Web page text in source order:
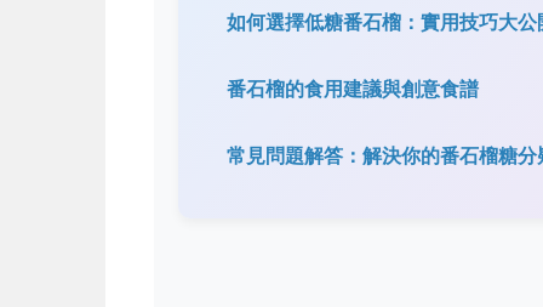
如何選擇低糖番石榴：實用技巧大公
番石榴的食用建議與創意食譜
常見問題解答：解決你的番石榴糖分